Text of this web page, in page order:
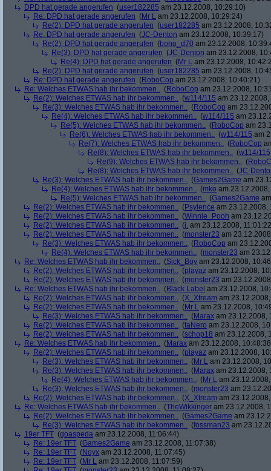
DPD hat gerade angerufen (user182285 am 23.12.2008, 10:29:10)
Re: DPD hat gerade angerufen (Mr L am 23.12.2008, 10:29:24)
Re(2): DPD hat gerade angerufen (user182285 am 23.12.2008,
Re: DPD hat gerade angerufen (JC-Denton am 23.12.2008, 10:39:17)
Re(2): DPD hat gerade angerufen (bono_d70 am 23.12.2008,
Re(3): DPD hat gerade angerufen (JC-Denton am 23.12.2008,
Re(4): DPD hat gerade angerufen (Mr L am 23.12.2008,
Re(2): DPD hat gerade angerufen (user182285 am 23.12.2008,
Re: DPD hat gerade angerufen (RoboCop am 23.12.2008, 10:40:21)
Re: Welches ETWAS hab ihr bekommen.. (RoboCop am 23.12.2008,
Re(2): Welches ETWAS hab ihr bekommen.. (w114/115 am
Re(3): Welches ETWAS hab ihr bekommen.. (RoboCop am
Re(4): Welches ETWAS hab ihr bekommen.. (w114/115 am
Re(5): Welches ETWAS hab ihr bekommen.. (RoboCop am
Re(6): Welches ETWAS hab ihr bekommen.. (w114/115 am
Re(7): Welches ETWAS hab ihr bekommen.. (RoboCop
Re(8): Welches ETWAS hab ihr bekommen.. (w114/115
Re(9): Welches ETWAS hab ihr bekommen.. (
Re(8): Welches ETWAS hab ihr bekommen.. (JC-
Re(3): Welches ETWAS hab ihr bekommen.. (Games2Game am
Re(4): Welches ETWAS hab ihr bekommen.. (mko am
Re(5): Welches ETWAS hab ihr bekommen.. (Games2Game
Re(2): Welches ETWAS hab ihr bekommen.. (Psylence am 23.12.2008,
Re(2): Welches ETWAS hab ihr bekommen.. (Winnie_Pooh am
Re(2): Welches ETWAS hab ihr bekommen.. (j. am 23.12.2008,
Re(2): Welches ETWAS hab ihr bekommen.. (monster23 am
Re(3): Welches ETWAS hab ihr bekommen.. (RoboCop am
Re(4): Welches ETWAS hab ihr bekommen.. (monster23 am
Re: Welches ETWAS hab ihr bekommen.. (Sick_Boy am 23.12.2008,
Re(2): Welches ETWAS hab ihr bekommen.. (playaz am 23.12.2008,
Re(2): Welches ETWAS hab ihr bekommen.. (monster23 am
Re: Welches ETWAS hab ihr bekommen.. (Black Label am 23.12.2008,
Re(2): Welches ETWAS hab ihr bekommen.. (X_Xtream am
Re(2): Welches ETWAS hab ihr bekommen.. (Mr L am 23.12.2008,
Re(3): Welches ETWAS hab ihr bekommen.. (Marax am 23.12.2008,
Re(2): Welches ETWAS hab ihr bekommen.. (taNero am 23.12.2008,
Re(2): Welches ETWAS hab ihr bekommen.. (schop18 am 23.12.2008,
Re: Welches ETWAS hab ihr bekommen.. (Marax am 23.12.2008,
Re(2): Welches ETWAS hab ihr bekommen.. (playaz am 23.12.2008,
Re(3): Welches ETWAS hab ihr bekommen.. (Mr L am 23.12.2008,
Re(3): Welches ETWAS hab ihr bekommen.. (Marax am 23.12.2008,
Re(4): Welches ETWAS hab ihr bekommen.. (Mr L am
Re(3): Welches ETWAS hab ihr bekommen.. (monster23 am
Re(2): Welches ETWAS hab ihr bekommen.. (X_Xtream am
Re: Welches ETWAS hab ihr bekommen.. (TheWikkinger am 23.12.2008,
Re(2): Welches ETWAS hab ihr bekommen.. (Games2Game am
Re(3): Welches ETWAS hab ihr bekommen.. (fossman23 am
19er TFT (goaspeda am 23.12.2008, 11:06:44)
Re: 19er TFT (Games2Game am 23.12.2008, 11:07:38)
Re: 19er TFT (Noyx am 23.12.2008, 11:07:45)
Re: 19er TFT (Mr L am 23.12.2008, 11:07:59)